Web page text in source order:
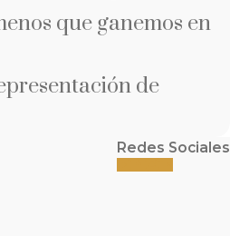
que ganemos en
de
Redes Sociales